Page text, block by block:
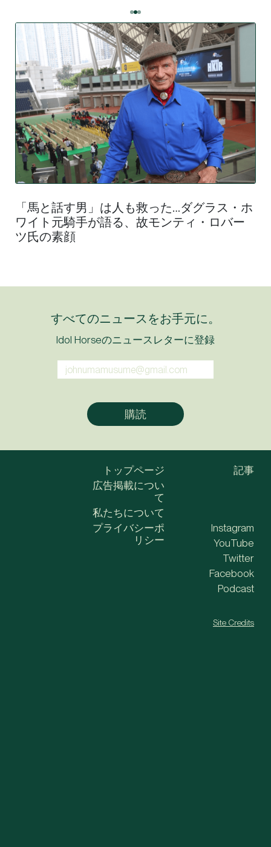
「馬と話す男」は人も救った…ダグラス・ホ
ワイト元騎手が語る、故モンティ・ロバー
ツ氏の素顔
すべてのニュースをお手元に。
Idol Horseのニュースレターに登録
トップページ
広告掲載につい
て
私たちについて
記事
プライバシーポ
リシー
Instagram
YouTube
Twitter
Facebook
Podcast
Site Credits